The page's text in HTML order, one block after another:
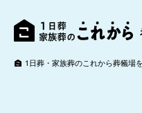
1日葬・家族葬のこれから葬儀場